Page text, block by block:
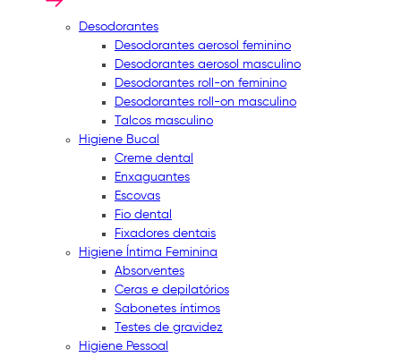
Desodorantes
Desodorantes aerosol feminino
Desodorantes aerosol masculino
Desodorantes roll-on feminino
Desodorantes roll-on masculino
Talcos masculino
Higiene Bucal
Creme dental
Enxaguantes
Escovas
Fio dental
Fixadores dentais
Higiene Íntima Feminina
Absorventes
Ceras e depilatórios
Sabonetes íntimos
Testes de gravidez
Higiene Pessoal